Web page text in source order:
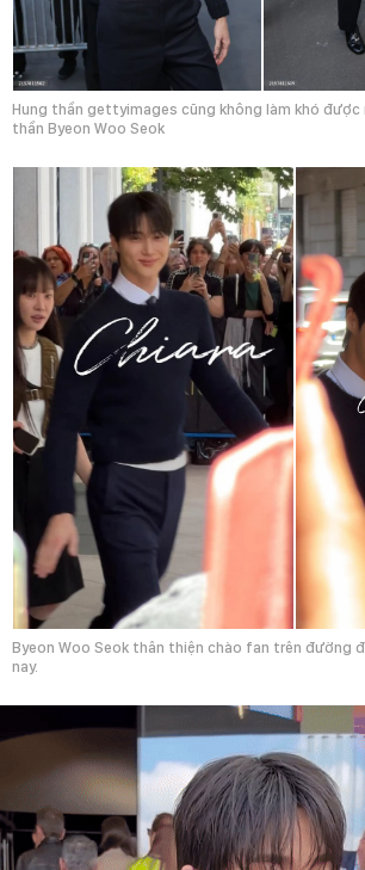
Hung thần gettyimages cũng không làm khó được
thần Byeon Woo Seok
Byeon Woo Seok thân thiện chào fan trên đường
nay.